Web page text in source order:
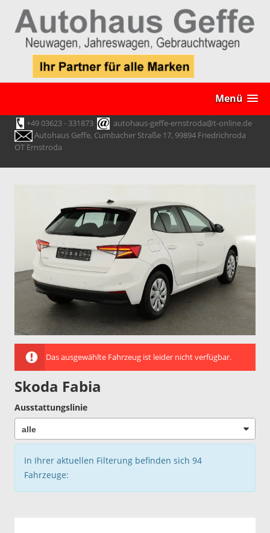
Menü
+49 03623 - 331873
autohaus-geffe-ernstroda@t-online.de
Autohaus Geffe, Cumbacher Straße 17, 99894 Friedrichroda
OT Ernstroda
Das ausgewählte Fahrzeug ist leider nicht verfügbar.
Skoda Fabia
Ausstattungslinie
In Ihrer aktuellen Filterung befinden sich 94
Fahrzeuge: